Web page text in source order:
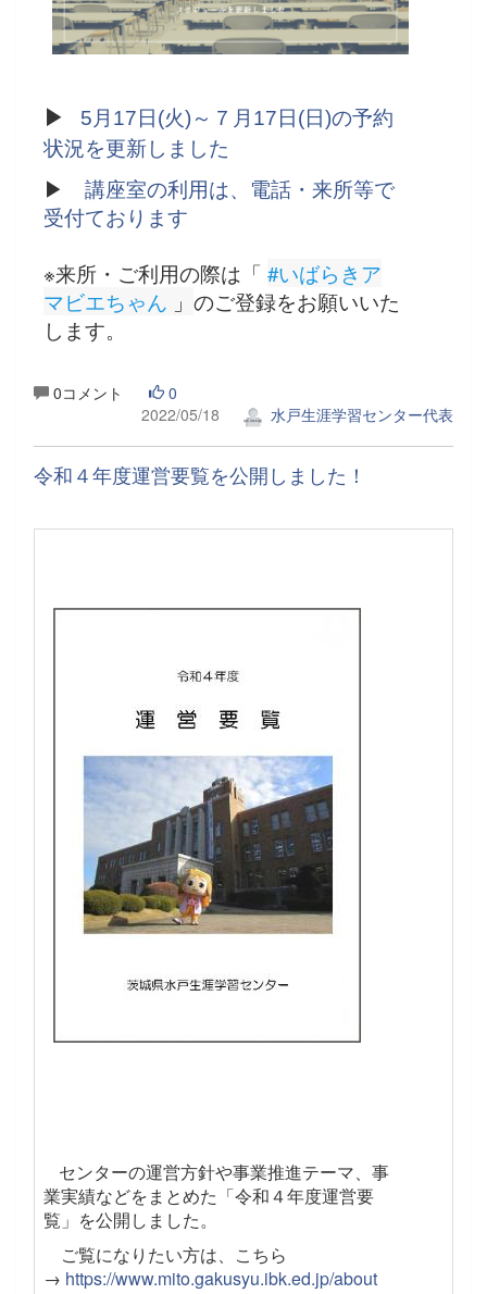
▶
5月17日(火)～７月17日(日)の予約
状況を更新しました
▶ 講座室の利用は、電話・来所等で
受付ております
※来所・ご利用の際は「 #いばらきア
マビエちゃん 」 のご登録をお願いいた
します。
0コメント
0
2022/05/18
水戸生涯学習センター代表
令和４年度運営要覧を公開しました！
センターの運営方針や事業推進テーマ、事
業実績などをまとめた「令和４年度運営要
覧」を公開しました。
ご覧になりたい方は、こちら
→ https://www.mito.gakusyu.ibk.ed.jp/about